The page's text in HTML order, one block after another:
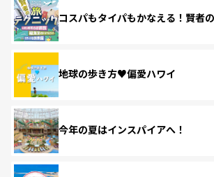
コスパもタイパもかなえる！賢者
地球の歩き方♥偏愛ハワイ
今年の夏はインスパイアへ！